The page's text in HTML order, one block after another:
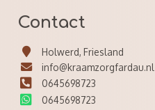
Contact
Holwerd, Friesland
info@kraamzorgfardau.nl
0645698723
0645698723